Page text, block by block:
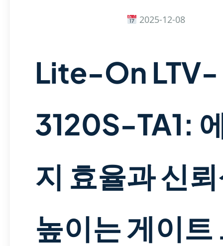
2025-12-08
Lite-On LTV-
3120S-TA1:
지 효율과 신
높이는 게이트